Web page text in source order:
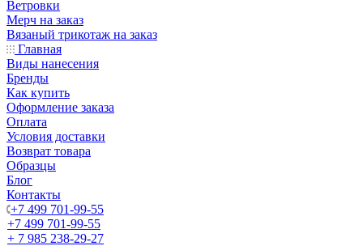
Ветровки
Мерч на заказ
Вязаный трикотаж на заказ
Главная
Виды нанесения
Бренды
Как купить
Оформление заказа
Оплата
Условия доставки
Возврат товара
Образцы
Блог
Контакты
+7 499 701-99-55
+7 499 701-99-55
+ 7 985 238-29-27